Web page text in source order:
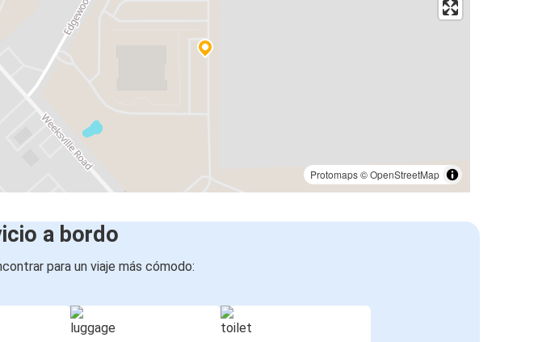
Protomaps©OpenStreetMap
a bordo
para un viaje más cómodo: